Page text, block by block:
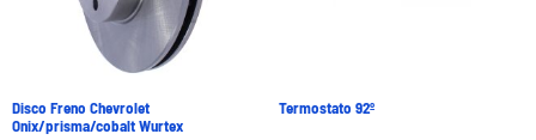
Disco Freno Chevrolet
Onix/prisma/cobalt Wurtex
Termostato 92º